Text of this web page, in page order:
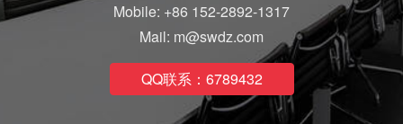
Mobile: +86 152-2892-1317
Mail: m@swdz.com
QQ联系：6789432